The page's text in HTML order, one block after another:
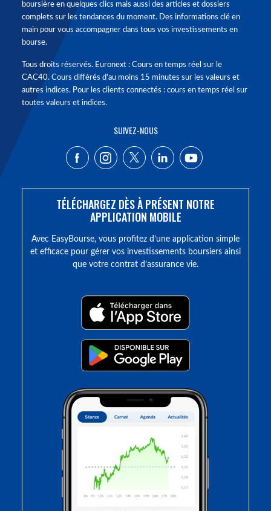
boursière en quelques clics mais aussi des articles et dossiers
complets sur les tendances du moment. Des informations clé en
main pour vous accompagner dans tous vos investissements en
bourse.
Tous droits réservés. Euronext : Cours en temps réel sur le
CAC40. Cours différés d'au moins 15 minutes sur les valeurs et
autres indices. Pour les clients connectés : cours en temps réel sur
toutes valeurs et indices.
SUIVEZ-NOUS
TÉLÉCHARGEZ DÈS À PRÉSENT NOTRE
APPLICATION MOBILE
Avec EasyBourse, vous profitez d’une application simple
et efficace pour gérer vos investissements boursiers ainsi
que votre contrat d’assurance vie.